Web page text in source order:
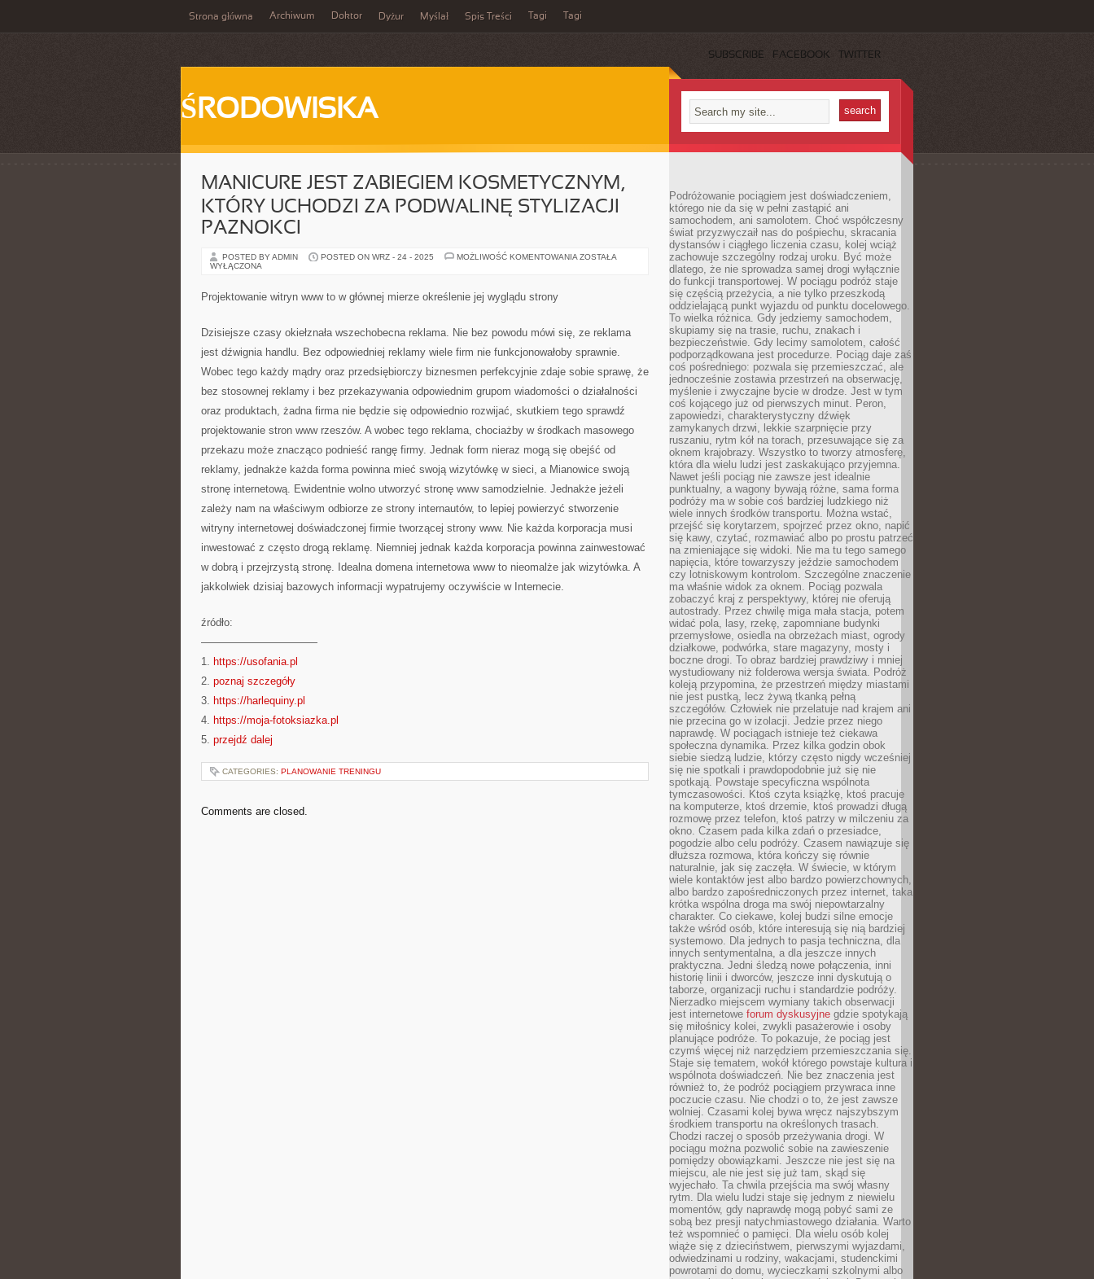
Strona główna Archiwum Doktor Dyżur Myślał Spis Treści Tagi Tagi
SUBSCRIBE FACEBOOK TWITTER
ŚRODOWISKA
MANICURE JEST ZABIEGIEM KOSMETYCZNYM,
KTÓRY UCHODZI ZA PODWALINĘ STYLIZACJI
PAZNOKCI
POSTED BY ADMIN POSTED ON WRZ - 24 - 2025 MOŻLIWOŚĆ KOMENTOWANIA MANICURE
STYLIZACJI
PAZNOKCI
ZOSTAŁA
WYŁĄCZONA
Projektowanie witryn www to w głównej mierze określenie jej wyglądu strony
Dzisiejsze czasy okiełznała wszechobecna reklama. Nie bez powodu mówi się, ze reklama
jest dźwignia handlu. Bez odpowiedniej reklamy wiele firm nie funkcjonowałoby sprawnie.
Wobec tego każdy mądry oraz przedsiębiorczy biznesmen perfekcyjnie zdaje sobie sprawę, że
bez stosownej reklamy i bez przekazywania odpowiednim grupom wiadomości o działalności
oraz produktach, żadna firma nie będzie się odpowiednio rozwijać, skutkiem tego sprawdź
projektowanie stron www rzeszów. A wobec tego reklama, chociażby w środkach masowego
przekazu może znacząco podnieść rangę firmy. Jednak form nieraz mogą się obejść od
reklamy, jednakże każda forma powinna mieć swoją wizytówkę w sieci, a Mianowice swoją
stronę internetową. Ewidentnie wolno utworzyć stronę www samodzielnie. Jednakże jeżeli
zależy nam na właściwym odbiorze ze strony internautów, to lepiej powierzyć stworzenie
witryny internetowej doświadczonej firmie tworzącej strony www. Nie każda korporacja musi
inwestować z często drogą reklamę. Niemniej jednak każda korporacja powinna zainwestować
w dobrą i przejrzystą stronę. Idealna domena internetowa www to nieomalże jak wizytówka. A
jakkolwiek dzisiaj bazowych informacji wypatrujemy oczywiście w Internecie.
źródło:
———————————
1. https://usofania.pl
2. poznaj szczegóły
3. https://harlequiny.pl
4. https://moja-fotoksiazka.pl
5. przejdź dalej
CATEGORIES: PLANOWANIE TRENINGU
Comments are closed.
Podróżowanie pociągiem jest doświadczeniem,
którego nie da się w pełni zastąpić ani
samochodem, ani samolotem. Choć współczesny
świat przyzwyczaił nas do pośpiechu, skracania
dystansów i ciągłego liczenia czasu, kolej wciąż
zachowuje szczególny rodzaj uroku. Być może
dlatego, że nie sprowadza samej drogi wyłącznie
do funkcji transportowej. W pociągu podróż staje
się częścią przeżycia, a nie tylko przeszkodą
oddzielającą punkt wyjazdu od punktu docelowego.
To wielka różnica. Gdy jedziemy samochodem,
skupiamy się na trasie, ruchu, znakach i
bezpieczeństwie. Gdy lecimy samolotem, całość
podporządkowana jest procedurze. Pociąg daje zaś
coś pośredniego: pozwala się przemieszczać, ale
jednocześnie zostawia przestrzeń na obserwację,
myślenie i zwyczajne bycie w drodze. Jest w tym
coś kojącego już od pierwszych minut. Peron,
zapowiedzi, charakterystyczny dźwięk
zamykanych drzwi, lekkie szarpnięcie przy
ruszaniu, rytm kół na torach, przesuwające się za
oknem krajobrazy. Wszystko to tworzy atmosferę,
która dla wielu ludzi jest zaskakująco przyjemna.
Nawet jeśli pociąg nie zawsze jest idealnie
punktualny, a wagony bywają różne, sama forma
podróży ma w sobie coś bardziej ludzkiego niż
wiele innych środków transportu. Można wstać,
przejść się korytarzem, spojrzeć przez okno, napić
się kawy, czytać, rozmawiać albo po prostu patrzeć
na zmieniające się widoki. Nie ma tu tego samego
napięcia, które towarzyszy jeździe samochodem
czy lotniskowym kontrolom. Szczególne znaczenie
ma właśnie widok za oknem. Pociąg pozwala
zobaczyć kraj z perspektywy, której nie oferują
autostrady. Przez chwilę miga mała stacja, potem
widać pola, lasy, rzekę, zapomniane budynki
przemysłowe, osiedla na obrzeżach miast, ogrody
działkowe, podwórka, stare magazyny, mosty i
boczne drogi. To obraz bardziej prawdziwy i mniej
wystudiowany niż folderowa wersja świata. Podróż
koleją przypomina, że przestrzeń między miastami
nie jest pustką, lecz żywą tkanką pełną
szczegółów. Człowiek nie przelatuje nad krajem ani
nie przecina go w izolacji. Jedzie przez niego
naprawdę. W pociągach istnieje też ciekawa
społeczna dynamika. Przez kilka godzin obok
siebie siedzą ludzie, którzy często nigdy wcześniej
się nie spotkali i prawdopodobnie już się nie
spotkają. Powstaje specyficzna wspólnota
tymczasowości. Ktoś czyta książkę, ktoś pracuje
na komputerze, ktoś drzemie, ktoś prowadzi długą
rozmowę przez telefon, ktoś patrzy w milczeniu za
okno. Czasem pada kilka zdań o przesiadce,
pogodzie albo celu podróży. Czasem nawiązuje się
dłuższa rozmowa, która kończy się równie
naturalnie, jak się zaczęła. W świecie, w którym
wiele kontaktów jest albo bardzo powierzchownych,
albo bardzo zapośredniczonych przez internet, taka
krótka wspólna droga ma swój niepowtarzalny
charakter. Co ciekawe, kolej budzi silne emocje
także wśród osób, które interesują się nią bardziej
systemowo. Dla jednych to pasja techniczna, dla
innych sentymentalna, a dla jeszcze innych
praktyczna. Jedni śledzą nowe połączenia, inni
historię linii i dworców, jeszcze inni dyskutują o
taborze, organizacji ruchu i standardzie podróży.
Nierzadko miejscem wymiany takich obserwacji
jest internetowe forum dyskusyjne gdzie spotykają
się miłośnicy kolei, zwykli pasażerowie i osoby
planujące podróże. To pokazuje, że pociąg jest
czymś więcej niż narzędziem przemieszczania się.
Staje się tematem, wokół którego powstaje kultura i
wspólnota doświadczeń. Nie bez znaczenia jest
również to, że podróż pociągiem przywraca inne
poczucie czasu. Nie chodzi o to, że jest zawsze
wolniej. Czasami kolej bywa wręcz najszybszym
środkiem transportu na określonych trasach.
Chodzi raczej o sposób przeżywania drogi. W
pociągu można pozwolić sobie na zawieszenie
pomiędzy obowiązkami. Jeszcze nie jest się na
miejscu, ale nie jest się już tam, skąd się
wyjechało. Ta chwila przejścia ma swój własny
rytm. Dla wielu ludzi staje się jednym z niewielu
momentów, gdy naprawdę mogą pobyć sami ze
sobą bez presji natychmiastowego działania. Warto
też wspomnieć o pamięci. Dla wielu osób kolej
wiąże się z dzieciństwem, pierwszymi wyjazdami,
odwiedzinami u rodziny, wakacjami, studenckimi
powrotami do domu, wycieczkami szkolnymi albo